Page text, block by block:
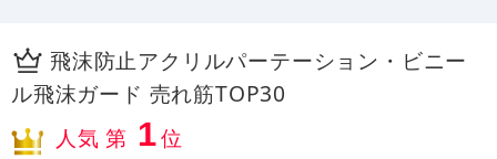
飛沫防止アクリルパーテーション・ビニー
ル飛沫ガード 売れ筋TOP30
人気 第 1位